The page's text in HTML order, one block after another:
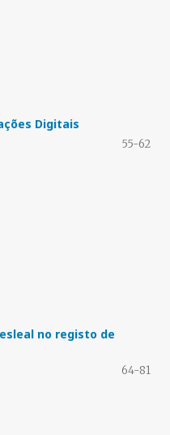
Digitais
55-62
no registo de
64-81